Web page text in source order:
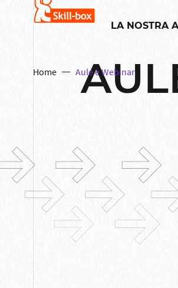
LA NOSTRA
Home Aule e Webinar